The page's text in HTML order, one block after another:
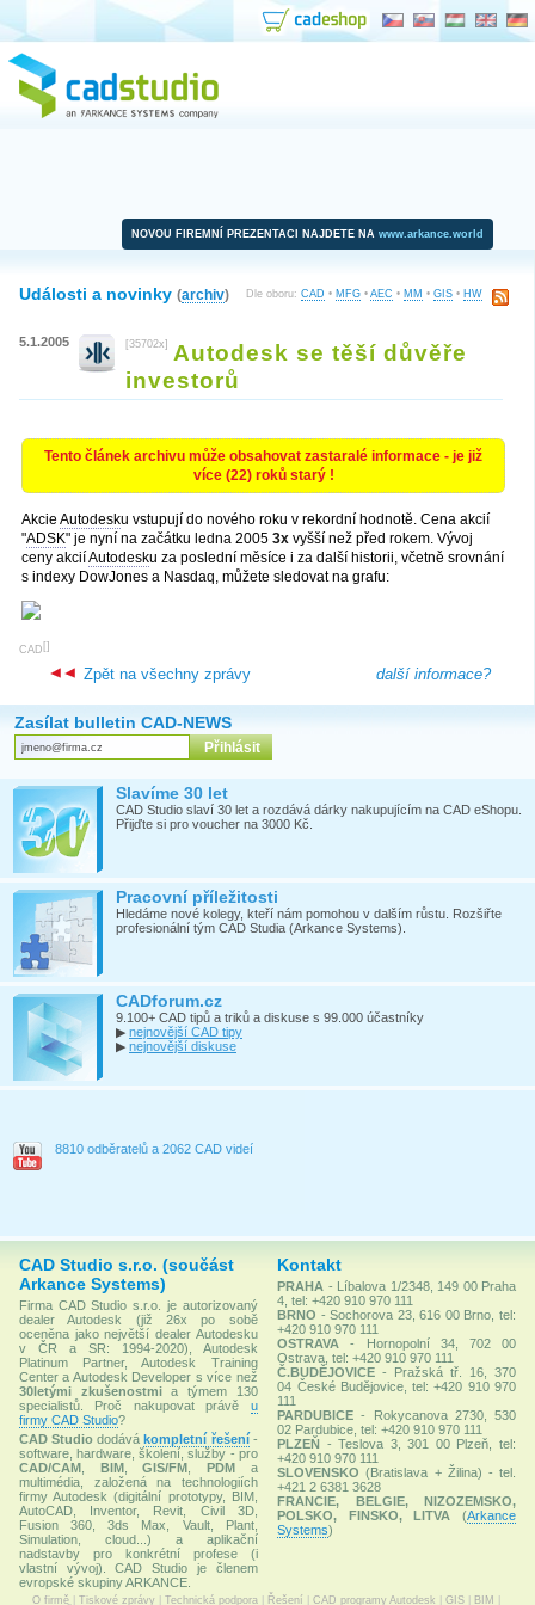
NOVOU FIREMNÍ PREZENTACI NAJDETE NA www.arkance.world
Dle oboru: CAD • MFG • AEC • MM • GIS • HW
Události a novinky (archiv)
5.1.2005 [35702x]
Autodesk se těší důvěře
investorů
Tento článek archivu může obsahovat zastaralé informace - je již
více (22) roků starý !
Akcie Autodesku vstupují do nového roku v rekordní hodnotě. Cena akcií
"ADSK" je nyní na začátku ledna 2005 3x vyšší než před rokem. Vývoj
ceny akciíAutodesku za poslední měsíce i za další historii, včetně srovnání
s indexy DowJones a Nasdaq, můžete sledovat na grafu:
[
CAD ]
další informace?
Zpět na všechny zprávy
Zasílat bulletin CAD-NEWS
Slavíme 30 let
CAD Studio slaví 30 let a rozdává dárky nakupujícím na CAD eShopu.
Přijďte si pro voucher na 3000 Kč.
Pracovní příležitosti
Hledáme nové kolegy, kteří nám pomohou v dalším růstu. Rozšiřte
profesionální tým CAD Studia (Arkance Systems).
CADforum.cz
9.100+ CAD tipů a triků a diskuse s 99.000 účastníky
▶ nejnovější CAD tipy
▶ nejnovější diskuse
8810 odběratelů a 2062 CAD videí
CAD Studio s.r.o. (součást
Arkance Systems)
Firma CAD Studio s.r.o. je autorizovaný
dealer Autodesk (již 26x po sobě
oceněna jako největší dealer Autodesku
v ČR a SR: 1994-2020), Autodesk
Platinum Partner, Autodesk Training
Center a Autodesk Developer s více než
30letými zkušenostmia týmem 130
specialistů. Proč nakupovat právě u
firmy CAD Studio?
CAD Studio dodávákompletní řešení-
software, hardware, školení, služby - pro
CAD/CAM
BIM,GIS/FM ,PDM a
multimédia, založená na technologiích
firmy Autodesk (digitální prototypy, BIM,
AutoCAD, Inventor, Revit, Civil 3D,
Fusion 360, 3ds Max, Vault, Plant,
Simulation, cloud...) a aplikační
nadstavby pro konkrétní profese (i
vlastní vývoj). CAD Studio je členem
evropské skupiny ARKANCE.
Kontakt
PRAHA - Líbalova 1/2348, 149 00 Praha
4, tel: +420 910 970 111
BRNO - Sochorova 23, 616 00 Brno, tel:
+420 910 970 111
OSTRAVA
- Hornopolní 34, 702 00
Ostrava, tel: +420 910 970 111
Č.BUDĚJOVICE - Pražská tř. 16, 370
04 České Budějovice, tel: +420 910 970
111
PARDUBICE - Rokycanova 2730, 530
02 Pardubice, tel: +420 910 970 111
PLZEŇ - Teslova 3, 301 00 Plzeň, tel:
+420 910 970 111
SLOVENSKO (Bratislava + Žilina) - tel.
+421 2 6381 3628
FRANCIE, BELGIE, NIZOZEMSKO,
POLSKO, FINSKO, LITVA
(Arkance
Systems)
O firmě Tiskové zprávy Technická podpora Řešení CAD programy Autodesk GIS BIM